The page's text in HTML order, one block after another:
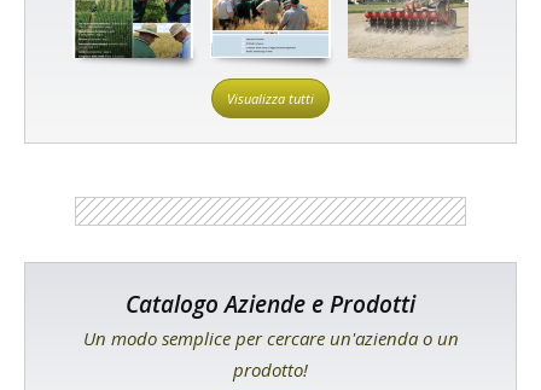
Visualizza tutti
Catalogo Aziende e Prodotti
Un modo semplice per cercare un'azienda o un
prodotto!